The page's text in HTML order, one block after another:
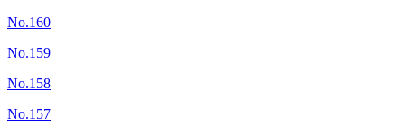
No.160
No.159
No.158
No.157